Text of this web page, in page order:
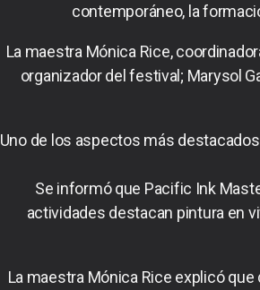
contemporáneo, la
La maestra Mónica Rice,
organizador del festival; Marysol
Uno de los aspectos más
Se informó que Pacific Ink
actividades destacan pintura en
La maestra Mónica Rice explicó